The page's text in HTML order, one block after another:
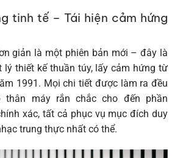
tinh tế – Tái hiện cảm hứng
giản là một phiên bản mới – đây là
lý thiết kế thuần túy, lấy cảm hứng từ
1991. Mọi chi tiết được làm ra đều
máy rắn chắc cho đến phần
xác, tất cả phục vụ mục đích duy
trung thực nhất có thể.